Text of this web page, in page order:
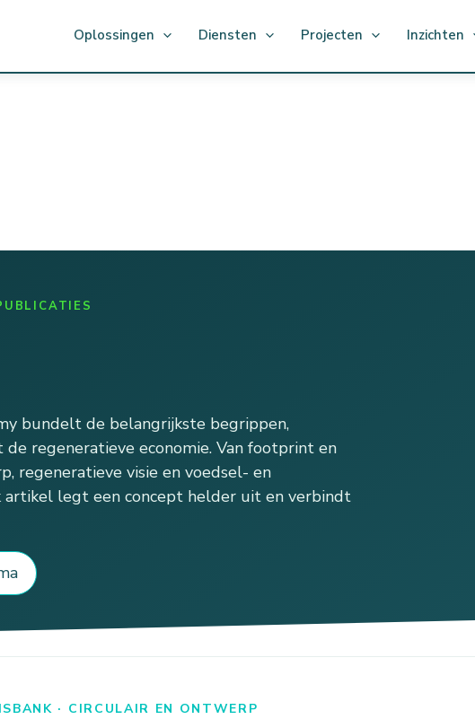
Oplossingen Diensten Projecten Inzichten
bundelt de belangrijkste begrippen,
regeneratieve economie. Van footprint en
regeneratieve visie en voedsel- en
artikel legt een concept helder uit en verbindt
· CIRCULAIR EN ONTWERP